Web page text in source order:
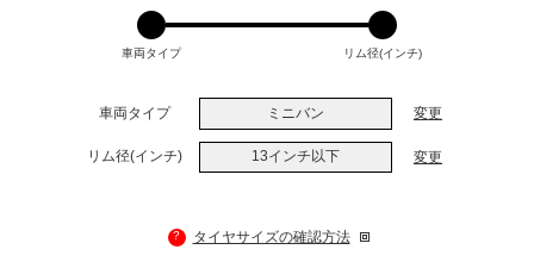
車両タイプ リム径(インチ)
車両タイプ ミニバン 変更
リム径(インチ) 13インチ以下 変更
? タイヤサイズの確認方法